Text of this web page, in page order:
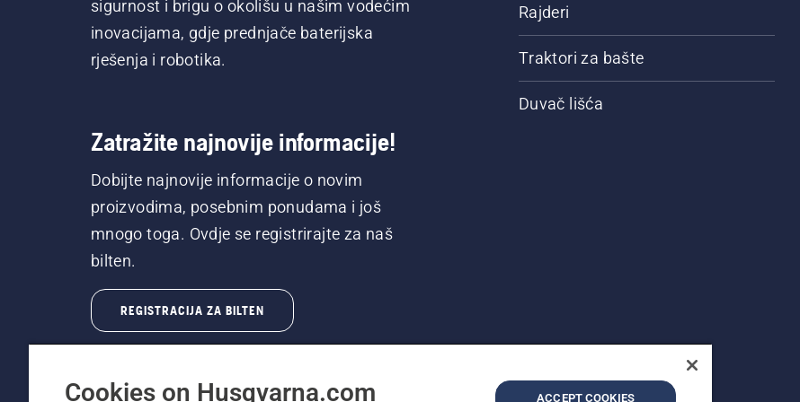
sigurnost i brigu o okolišu u našim vodećim
inovacijama, gdje prednjače baterijska
rješenja i robotika.
Zatražite najnovije informacije!
Dobijte najnovije informacije o novim
proizvodima, posebnim ponudama i još
mnogo toga. Ovdje se registrirajte za naš
bilten.
REGISTRACIJA ZA BILTEN
Rajderi
Traktori za bašte
Duvač lišća
Cookies on Husqvarna.com ACCEPT COOKIES